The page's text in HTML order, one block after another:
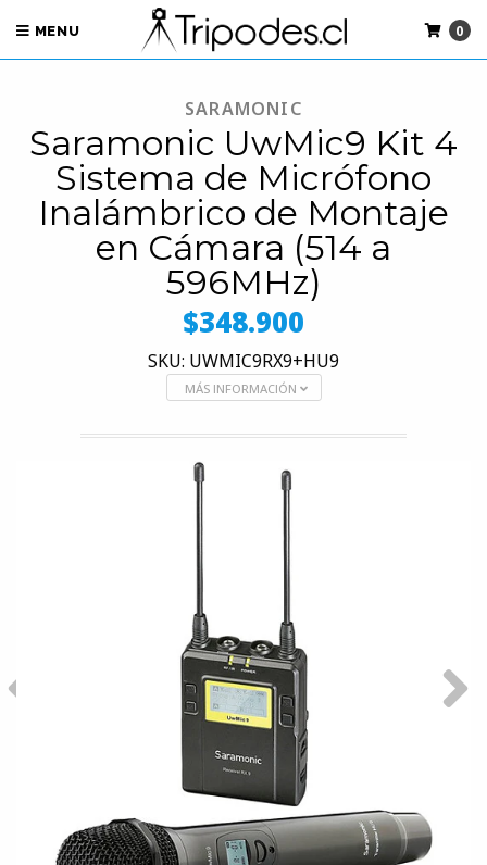
MENU 0
SARAMONIC
Saramonic UwMic9 Kit 4
Sistema de Micrófono
Inalámbrico de Montaje
en Cámara (514 a
596MHz)
$348.900
SKU: UWMIC9RX9+HU9
MÁS INFORMACIÓN